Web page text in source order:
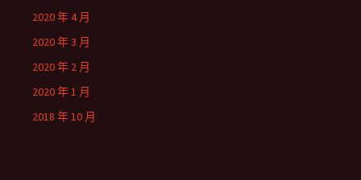
2020 年 4 月
2020 年 3 月
2020 年 2 月
2020 年 1 月
2018 年 10 月